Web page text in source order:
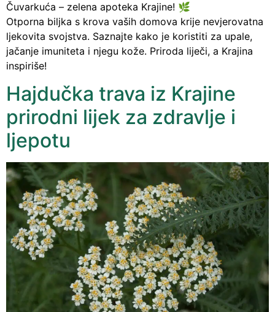
Čuvarkuća – zelena apoteka Krajine! 🌿
Otporna biljka s krova vaših domova krije nevjerovatna
ljekovita svojstva. Saznajte kako je koristiti za upale,
jačanje imuniteta i njegu kože. Priroda liječi, a Krajina
inspiriše!
Hajdučka trava iz Krajine
prirodni lijek za zdravlje i
ljepotu